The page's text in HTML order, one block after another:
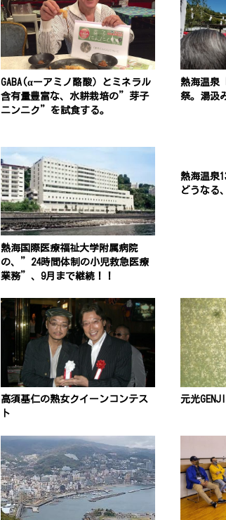
GABA(αーアミノ酪酸）とミネラル
含有量豊富な、水耕栽培の”芽子
ニンニク”を試食する。
熱海温泉
祭。湯汲
熱海国際医療福祉大学附属病院
の、”24時間体制の小児救急医療
業務”、9月まで継続！！
熱海温泉
どうなる
高須基仁の熟女クイーンコンテス
ト
元光